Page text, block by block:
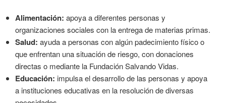
Alimentación: apoya a diferentes personas y
organizaciones sociales con la entrega de materias primas.
Salud: ayuda a personas con algún padecimiento físico o
que enfrentan una situación de riesgo, con donaciones
directas o mediante la Fundación Salvando Vidas.
Educación: impulsa el desarrollo de las personas y apoya
a instituciones educativas en la resolución de diversas